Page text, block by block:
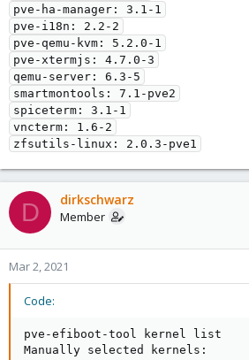
pve-ha-manager: 3.1-1
pve-i18n: 2.2-2
pve-qemu-kvm: 5.2.0-1
pve-xtermjs: 4.7.0-3
qemu-server: 6.3-5
smartmontools: 7.1-pve2
spiceterm: 3.1-1
vncterm: 1.6-2
D dirkschwarz
Member
Mar 2, 2021
Code:
pve-efiboot-tool kernel list
Manually selected kernels: